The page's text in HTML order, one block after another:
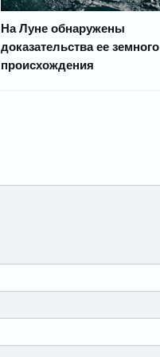
На Луне обнаружены
доказательства ее земного
происхождения